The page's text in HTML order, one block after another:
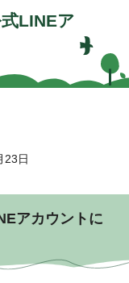
LINEア
日
アカウントに